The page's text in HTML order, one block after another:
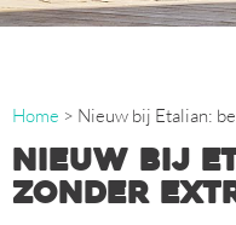
Home > Nieuw bij Etalian:
Nieuw bij
zonder